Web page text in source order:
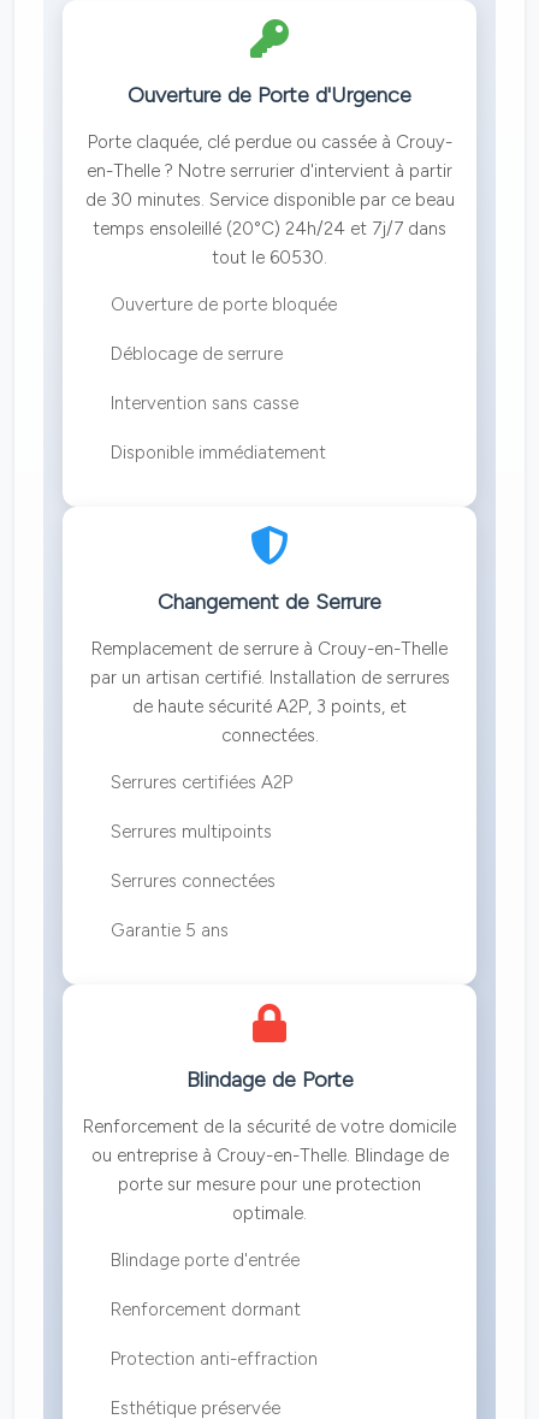
Ouverture de Porte d'Urgence
Porte claquée, clé perdue ou cassée à Crouy-
en-Thelle ? Notre serrurier d'intervient à partir
de 30 minutes. Service disponible par ce beau
temps ensoleillé (20°C) 24h/24 et 7j/7 dans
tout le 60530.
Ouverture de porte bloquée
Déblocage de serrure
Intervention sans casse
Disponible immédiatement
Changement de Serrure
Remplacement de serrure à Crouy-en-Thelle
par un artisan certifié. Installation de serrures
de haute sécurité A2P, 3 points, et
connectées.
Serrures certifiées A2P
Serrures multipoints
Serrures connectées
Garantie 5 ans
Blindage de Porte
Renforcement de la sécurité de votre domicile
ou entreprise à Crouy-en-Thelle. Blindage de
porte sur mesure pour une protection
optimale.
Blindage porte d'entrée
Renforcement dormant
Protection anti-effraction
Esthétique préservée